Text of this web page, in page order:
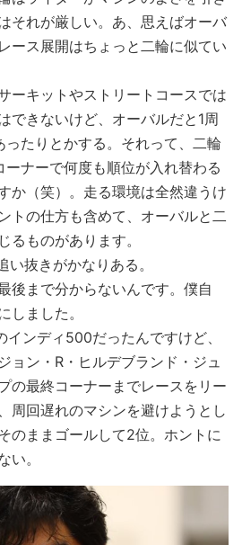
それが厳しい。あ、思えばオーバ
ース展開はちょっと二輪に似てい
ーキットやストリートコースでは
できないけど、オーバルだと1周
たりとかする。それって、二輪
ナーで何度も順位が入れ替わる
か（笑）。走る環境は全然違うけ
トの仕方も含めて、オーバルと二
るものがあります。
抜きがかなりある。
後まで分からないんです。僕自
しました。
ンディ500だったんですけど、
ョン・R・ヒルデブランド・ジュ
の最終コーナーまでレースをリー
周回遅れのマシンを避けようとし
のままゴールして2位。ホントに
い。